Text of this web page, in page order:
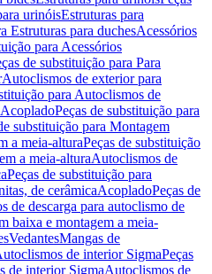
urinóisEstruturas para
Estruturas para duchesAcessórios
para Acessórios
de substituição para Para
Autoclismos de exterior para
para Autoclismos de
AcopladoPeças de substituição para
substituição para Montagem
a meia-alturaPeças de substituição
a meia-alturaAutoclismos de
Peças de substituição para
de cerâmicaAcopladoPeças de
de descarga para autoclismo de
baixa e montagem a meia-
VedantesMangas de
de interior SigmaPeças
de interior SigmaAutoclismos de